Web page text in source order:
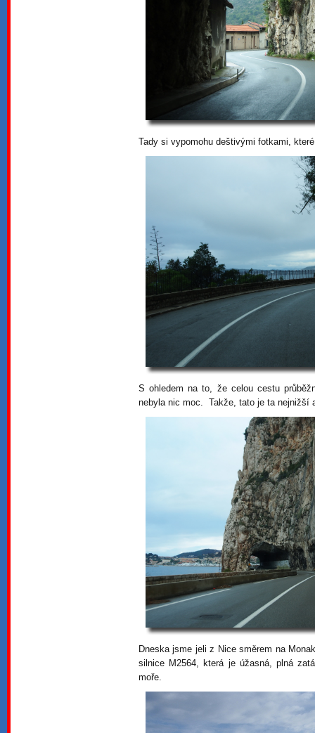
Tady si vypomohu deštivými fotkami,
S ohledem na to, že celou cestu
nebyla nic moc. Takže, tato je ta nejnižší
Dneska jsme jeli z Nice směrem na
silnice M2564, která je úžasná, plná
moře.